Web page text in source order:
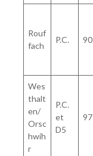
Rouf
fach
P.C. 90
Wes
thalt
en/
Orsc
hwih
r
P.C.
et
D5
97